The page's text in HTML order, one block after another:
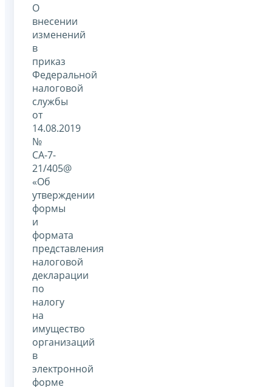
О
внесении
изменений
в
приказ
Федеральной
налоговой
службы
от
14.08.2019
№
СА-7-
21/405@
«Об
утверждении
формы
и
формата
представления
налоговой
декларации
по
налогу
на
имущество
организаций
в
электронной
форме